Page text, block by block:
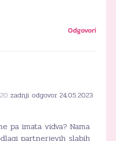
Odgovori
zadnji odgovor 24.05.2023
pa imata vidva? Nama
partnerjevih slabih